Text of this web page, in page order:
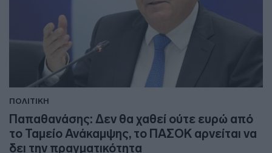
ΠΟΛΙΤΙΚΗ
Παπαθανάσης: Δεν θα χαθεί ούτε ευρώ από
το Ταμείο Ανάκαμψης, το ΠΑΣΟΚ αρνείται να
δει την πραγματικότητα